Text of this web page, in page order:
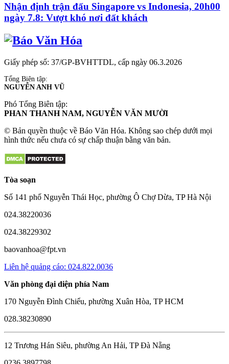
Nhận định trận đấu Singapore vs Indonesia, 20h00
ngày 7.8: Vượt khó nơi đất khách
Giấy phép số: 37/GP-BVHTTDL, cấp ngày 06.3.2026
Tổng Biên tập:
NGUYỄN ANH VŨ
Phó Tổng Biên tập:
PHAN THANH NAM, NGUYỄN VĂN MƯỜI
© Bản quyền thuộc về Báo Văn Hóa. Không sao chép dưới mọi
hình thức nếu chưa có sự chấp thuận bằng văn bản.
Tòa soạn
Số 141 phố Nguyễn Thái Học, phường Ô Chợ Dừa, TP Hà Nội
024.38220036
024.38229302
baovanhoa@fpt.vn
Liên hệ quảng cáo: 024.822.0036
Văn phòng đại diện phía Nam
170 Nguyễn Đình Chiểu, phường Xuân Hòa, TP HCM
028.38230890
12 Trương Hán Siêu, phường An Hải, TP Đà Nẵng